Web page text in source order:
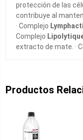
protección de las
contribuye al
· Complejo
Complejo
extracto de mate. ·
Productos